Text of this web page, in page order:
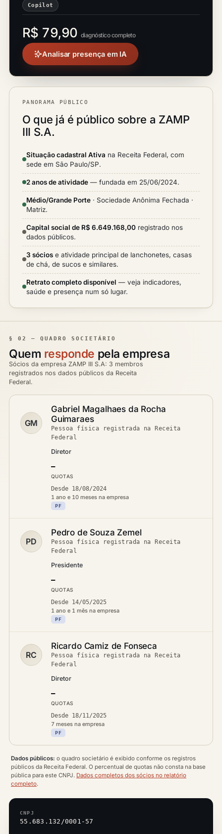
Copilot
R$ 79,90 diagnóstico completo
Analisar presença em IA
PANORAMA PÚBLICO
O que já é público sobre a ZAMP
III S.A.
Situação cadastral Ativa na Receita Federal, com
sede em São Paulo/SP.
2 anos de atividade — fundada em 25/06/2024.
Médio/Grande Porte · Sociedade Anônima Fechada ·
Matriz.
Capital social de R$ 6.649.168,00 registrado nos
dados públicos.
3 sócios e atividade principal de lanchonetes, casas
de chá, de sucos e similares.
Retrato completo disponível — veja indicadores,
saúde e presença num só lugar.
§ 02 — QUADRO SOCIETÁRIO
Quem responde pela empresa
Sócios da empresa ZAMP III S.A: 3 membros
registrados nos dados públicos da Receita
Federal.
GM
Gabriel Magalhaes da Rocha
Guimaraes
Pessoa física registrada na Receita
Federal
Diretor
—
QUOTAS
Desde 18/08/2024
1 ano e 10 meses na empresa
PF
PD
Pedro de Souza Zemel
Pessoa física registrada na Receita
Federal
Presidente
—
QUOTAS
Desde 14/05/2025
1 ano e 1 mês na empresa
PF
RC
Ricardo Camiz de Fonseca
Pessoa física registrada na Receita
Federal
Diretor
—
QUOTAS
Desde 18/11/2025
7 meses na empresa
PF
Dados públicos: o quadro societário é exibido conforme os registros
públicos da Receita Federal. O percentual de quotas não consta na base
pública para este CNPJ. Dados completos dos sócios no relatório
completo.
CNPJ
55.683.132/0001-57